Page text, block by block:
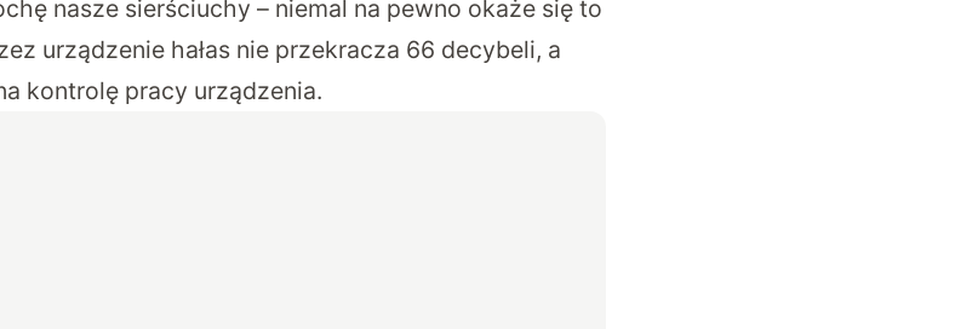
nasze sierściuchy – niemal na pewno okaże się to
urządzenie hałas nie przekracza 66 decybeli, a
kontrolę pracy urządzenia.